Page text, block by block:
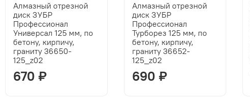
Алмазный отрезной
диск ЗУБР
Профессионал
Универсал 125 мм, по
бетону, кирпичу,
граниту 36650-
125_z02
670 ₽
Алмазный отрезной
диск ЗУБР
Профессионал
Турборез 125 мм, по
бетону, кирпичу,
граниту 36652-
125_z02
690 ₽